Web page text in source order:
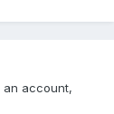
an account,